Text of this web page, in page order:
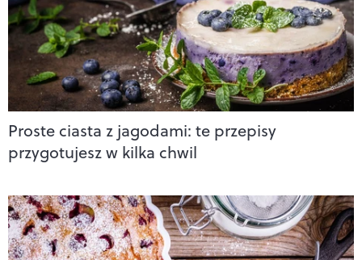
Proste ciasta z jagodami: te przepisy
przygotujesz w kilka chwil